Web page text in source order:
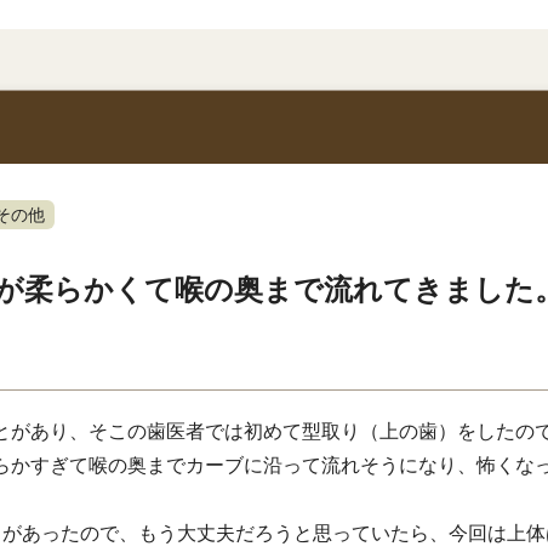
の他
柔らかくて喉の奥まで流れてきました
があり、そこの歯医者では初めて型取り（上の歯）をしたの
かすぎて喉の奥までカーブに沿って流れそうになり、怖くな
あったので、もう大丈夫だろうと思っていたら、今回は上